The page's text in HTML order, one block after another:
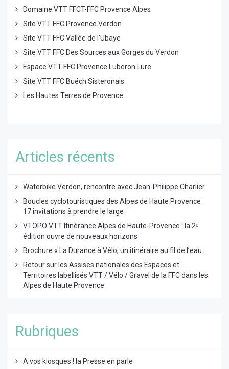
Domaine VTT FFCT-FFC Provence Alpes
Site VTT FFC Provence Verdon
Site VTT FFC Vallée de l'Ubaye
Site VTT FFC Des Sources aux Gorges du Verdon
Espace VTT FFC Provence Luberon Lure
Site VTT FFC Buëch Sisteronais
Les Hautes Terres de Provence
Articles récents
Waterbike Verdon, rencontre avec Jean-Philippe Charlier
Boucles cyclotouristiques des Alpes de Haute Provence :
17 invitations à prendre le large
VTOPO VTT Itinérance Alpes de Haute-Provence : la 2ᵉ
édition ouvre de nouveaux horizons
Brochure « La Durance à Vélo, un itinéraire au fil de l’eau
Retour sur les Assises nationales des Espaces et
Territoires labellisés VTT / Vélo / Gravel de la FFC dans les
Alpes de Haute Provence
Rubriques
A vos kiosques ! la Presse en parle